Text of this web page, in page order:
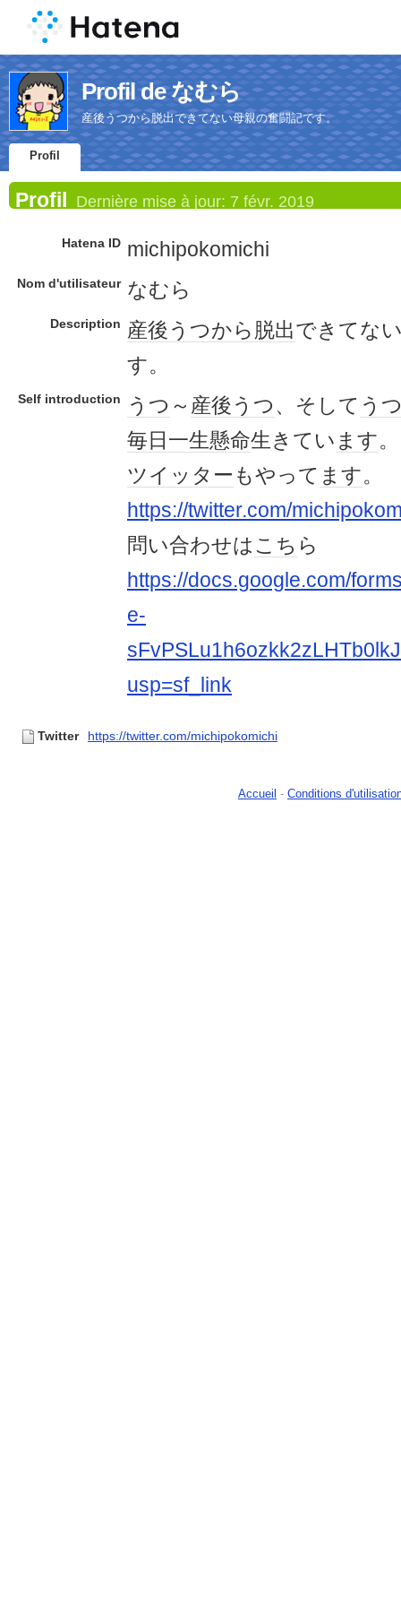
Profil de なむら
産後うつから脱出できてない母親の奮闘記です。
Profil
Profil Dernière mise à jour: 7 févr. 2019
Hatena ID michipokomichi
Nom d'utilisateur なむら
Description 産後うつから 脱出できてな
す。
Self introduction うつ ～ 産後うつ、そして う
毎日 一生懸命生きてい ます。
ツイッター もやって ます。
https://twitter.com/
問い合わせはこち ら
https://docs.google.com/
e-
usp=sf_link
Twitter https://twitter.com/michipokomichi
Accueil - Conditions